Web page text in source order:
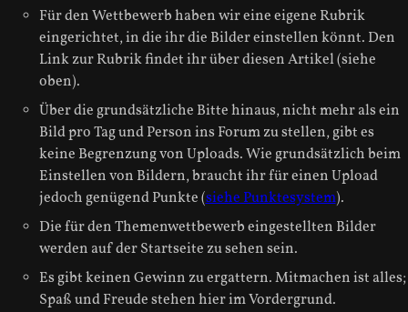
Für den Wettbewerb haben wir eine eigene Rubrik
eingerichtet, in die ihr die Bilder einstellen könnt. Den
Link zur Rubrik findet ihr über diesen Artikel (siehe
oben).
Über die grundsätzliche Bitte hinaus, nicht mehr als ein
Bild pro Tag und Person ins Forum zu stellen, gibt es
keine Begrenzung von Uploads. Wie grundsätzlich beim
Einstellen von Bildern, braucht ihr für einen Upload
jedoch genügend Punkte (siehe Punktesystem).
Die für den Themenwettbewerb eingestellten Bilder
werden auf der Startseite zu sehen sein.
Es gibt keinen Gewinn zu ergattern. Mitmachen ist alles;
Spaß und Freude stehen hier im Vordergrund.